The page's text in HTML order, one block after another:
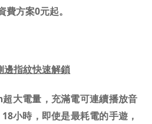
費方案0元起。
邊指紋快速解鎖
超大電量 ，充滿電可連續播放音
18小時，即使是最耗電的手遊，